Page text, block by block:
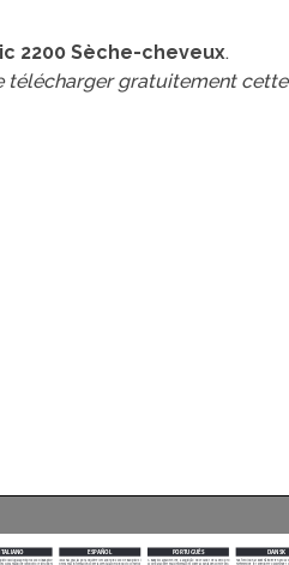
2200 Sèche-cheveux.
télécharger gratuitement cette